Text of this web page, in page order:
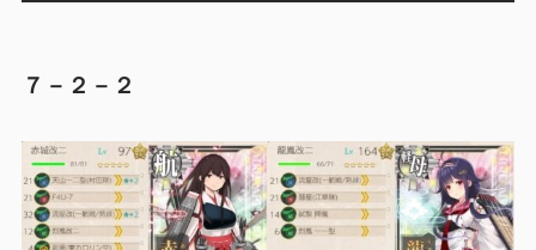
７－２－２